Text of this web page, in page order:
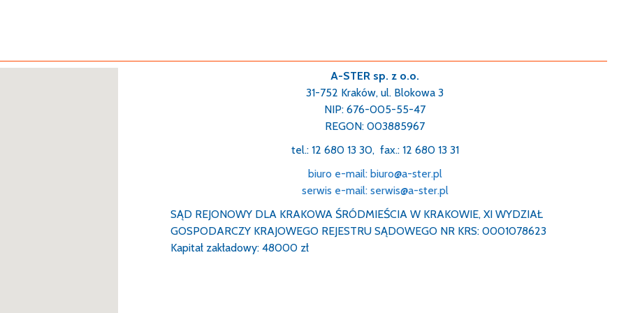
A-STER sp. z o.o.
31-752 Kraków, ul. Blokowa 3
NIP: 676-005-55-47
REGON: 003885967
tel.: 12 680 13 30, fax.: 12 680 13 31
biuro e-mail: biuro@a-ster.pl
serwis e-mail: serwis@a-ster.pl
SĄD REJONOWY DLA KRAKOWA ŚRÓDMIEŚCIA W KRAKOWIE, XI WYDZIAŁ
GOSPODARCZY KRAJOWEGO REJESTRU SĄDOWEGO NR KRS: 0001078623
Kapitał zakładowy: 48000 zł